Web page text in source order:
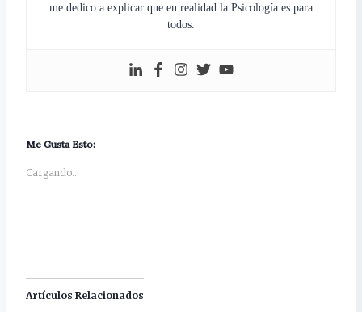
me dedico a explicar que en realidad la Psicología es para
todos.
Me Gusta Esto:
Cargando...
Artículos Relacionados